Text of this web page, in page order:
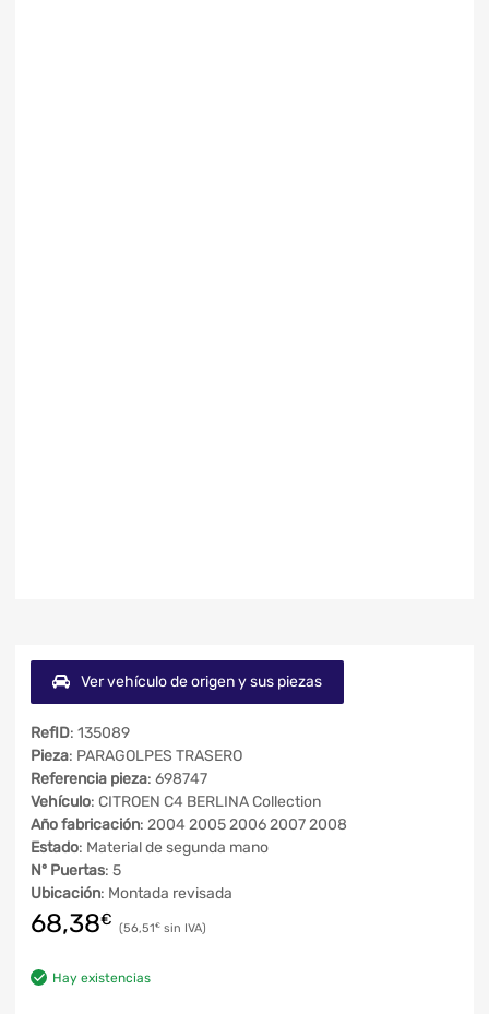
Ver vehículo de origen y sus piezas
RefID: 135089
Pieza: PARAGOLPES TRASERO
Referencia pieza: 698747
Vehículo: CITROEN C4 BERLINA Collection
Año fabricación: 2004 2005 2006 2007 2008
Estado: Material de segunda mano
Nº Puertas: 5
Ubicación: Montada revisada
68,38€ 56,51€
Hay existencias